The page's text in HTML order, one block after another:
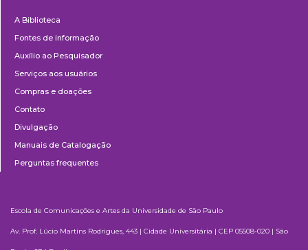
A Biblioteca
Fontes de informação
Auxílio ao Pesquisador
Serviços aos usuários
Compras e doações
Contato
Divulgação
Manuais de Catalogação
Perguntas frequentes
Escola de Comunicações e Artes da Universidade de São Paulo
Av. Prof. Lúcio Martins Rodrigues, 443 | Cidade Universitária | CEP 05508-020 | São